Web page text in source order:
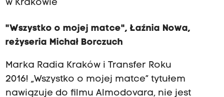
w Krakowie
"Wszystko o mojej matce", Łaźnia Nowa,
reżyseria Michał Borczuch
Marka Radia Kraków i Transfer Roku
2016! „Wszystko o mojej matce” tytułem
nawiązuje do filmu Almodovara, nie jest